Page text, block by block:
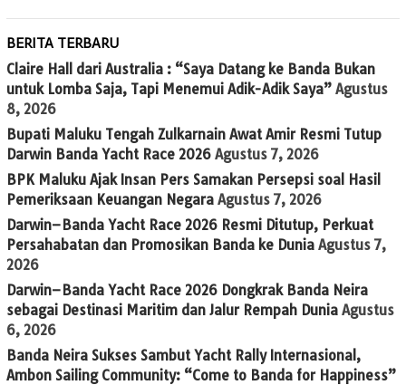
BERITA TERBARU
Claire Hall dari Australia : “Saya Datang ke Banda Bukan
untuk Lomba Saja, Tapi Menemui Adik-Adik Saya” Agustus
8, 2026
Bupati Maluku Tengah Zulkarnain Awat Amir Resmi Tutup
Darwin Banda Yacht Race 2026 Agustus 7, 2026
BPK Maluku Ajak Insan Pers Samakan Persepsi soal Hasil
Pemeriksaan Keuangan Negara Agustus 7, 2026
Darwin–Banda Yacht Race 2026 Resmi Ditutup, Perkuat
Persahabatan dan Promosikan Banda ke Dunia Agustus 7,
2026
Darwin–Banda Yacht Race 2026 Dongkrak Banda Neira
sebagai Destinasi Maritim dan Jalur Rempah Dunia Agustus
6, 2026
Banda Neira Sukses Sambut Yacht Rally Internasional,
Ambon Sailing Community: “Come to Banda for Happiness”